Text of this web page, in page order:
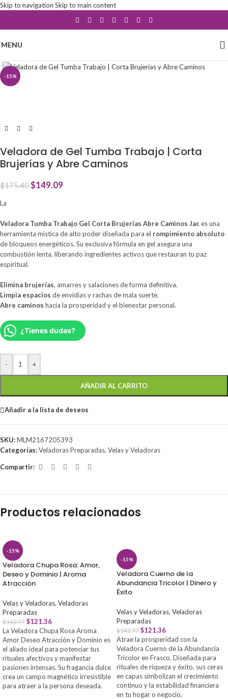
Skip to navigation Skip to main content
MENU
-15%
Veladora de Gel Tumba Trabajo | Corta
Brujerías y Abre Caminos
$175.40$149.09
La
Veladora Tumba Trabajo Gel Corta Brujerias Abre Caminos Jaces una
herramienta mística de alto poder diseñada para el rompimiento absoluto
de bloqueos energéticos. Su exclusiva fórmula en gel asegura una
combustión lenta, liberando ingredientes activos que restauran tu paz
espiritual.
Elimina brujerías, amarres y salaciones de forma definitiva.
Limpia espacios de envidias y rachas de mala suerte.
Abre caminos hacia la prosperidad y el bienestar personal.
¿Tienes dudas?
- +
AÑADIR AL CARRITO
Añadir a la lista de deseos
SKU:MLM2167205393
Categorías:Veladoras Preparadas, Velas y Veladoras
Compartir:
Productos relacionados
-15%
Veladora Chupa Rosa: Amor,
Deseo y Dominio | Aroma
Atracción
Velas y Veladoras, Veladoras
Preparadas
$142.77 $121.36
La Veladora Chupa Rosa Aroma
Amor Deseo Atracción y Dominio es
el aliado ideal para potenciar tus
rituales afectivos y manifestar
pasiones intensas. Su fragancia dulce
crea un campo magnético irresistible
para atraer a la persona deseada.
-15%
Veladora Cuerno de la
Abundancia Tricolor | Dinero y
Éxito
Velas y Veladoras, Veladoras
Preparadas
$142.77 $121.36
Atrae la prosperidad con la
Veladora Cuerno de la Abundancia
Tricolor en Frasco. Diseñada para
rituales de riqueza y éxito, sus ceras
en capas simbolizan el crecimiento
continuo y la estabilidad financiera
en tu hogar o negocio.